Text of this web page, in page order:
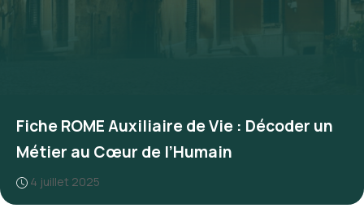
Fiche ROME Auxiliaire de Vie : Décoder un
Métier au Cœur de l’Humain
4 juillet 2025